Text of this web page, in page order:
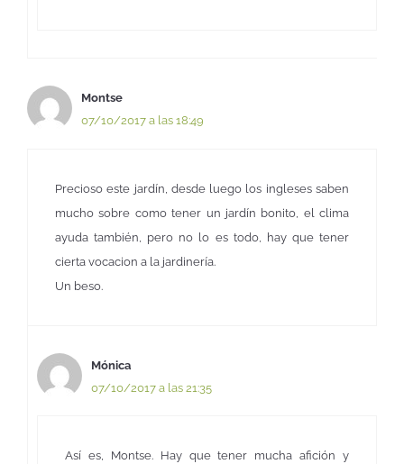
Montse
07/10/2017 a las 18:49
Precioso este jardín, desde luego los ingleses saben
mucho sobre como tener un jardín bonito, el clima
ayuda también, pero no lo es todo, hay que tener
cierta vocacion a la jardinería.
Un beso.
Mónica
07/10/2017 a las 21:35
Así es, Montse. Hay que tener mucha afición y